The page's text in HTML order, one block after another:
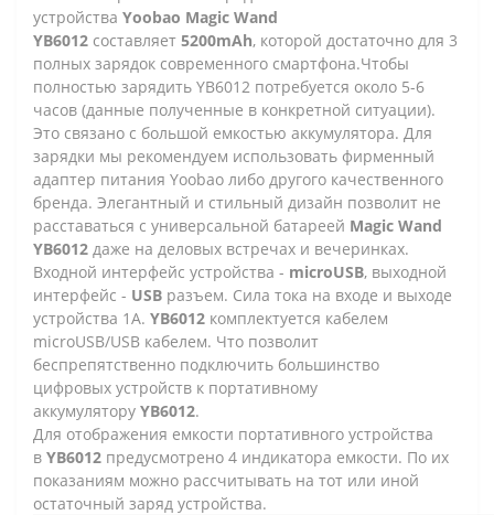
устройства Yoobao Magic Wand
YB6012 составляет 5200mAh, которой достаточно для 3
полных зарядок современного смартфона.Чтобы
полностью зарядить YB6012 потребуется около 5-6
часов (данные полученные в конкретной ситуации).
Это связано с большой емкостью аккумулятора. Для
зарядки мы рекомендуем использовать фирменный
адаптер питания Yoobao либо другого качественного
бренда. Элегантный и стильный дизайн позволит не
расставаться с универсальной батареей Magic Wand
YB6012 даже на деловых встречах и вечеринках.
Входной интерфейс устройства - microUSB, выходной
интерфейс - USB разъем. Сила тока на входе и выходе
устройства 1А. YB6012 комплектуется кабелем
microUSB/USB кабелем. Что позволит
беспрепятственно подключить большинство
цифровых устройств к портативному
аккумулятору YB6012.
Для отображения емкости портативного устройства
в YB6012 предусмотрено 4 индикатора емкости. По их
показаниям можно рассчитывать на тот или иной
остаточный заряд устройства.